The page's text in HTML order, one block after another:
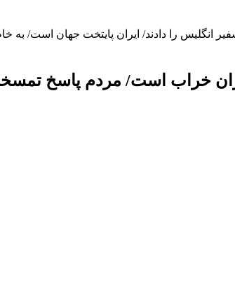
انگلیس را دادند/ ایران پایتخت جهان است/ به
خراب است/ مردم پاسخ